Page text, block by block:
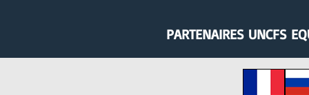
PARTENAIRES UNCFS